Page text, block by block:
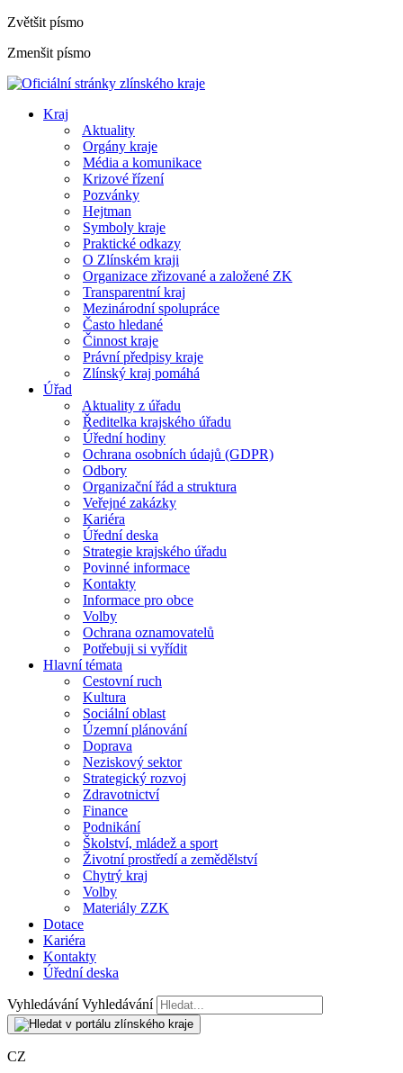
Zvětšit písmo
Zmenšit písmo
Kraj
Aktuality
Orgány kraje
Média a komunikace
Krizové řízení
Pozvánky
Hejtman
Symboly kraje
Praktické odkazy
O Zlínském kraji
Organizace zřizované a založené ZK
Transparentní kraj
Mezinárodní spolupráce
Často hledané
Činnost kraje
Právní předpisy kraje
Zlínský kraj pomáhá
Úřad
Aktuality z úřadu
Ředitelka krajského úřadu
Úřední hodiny
Ochrana osobních údajů (GDPR)
Odbory
Organizační řád a struktura
Veřejné zakázky
Kariéra
Úřední deska
Strategie krajského úřadu
Povinné informace
Kontakty
Informace pro obce
Volby
Ochrana oznamovatelů
Potřebuji si vyřídit
Hlavní témata
Cestovní ruch
Kultura
Sociální oblast
Územní plánování
Doprava
Neziskový sektor
Strategický rozvoj
Zdravotnictví
Finance
Podnikání
Školství, mládež a sport
Životní prostředí a zemědělství
Chytrý kraj
Volby
Materiály ZZK
Dotace
Kariéra
Kontakty
Úřední deska
Vyhledávání Vyhledávání
CZ